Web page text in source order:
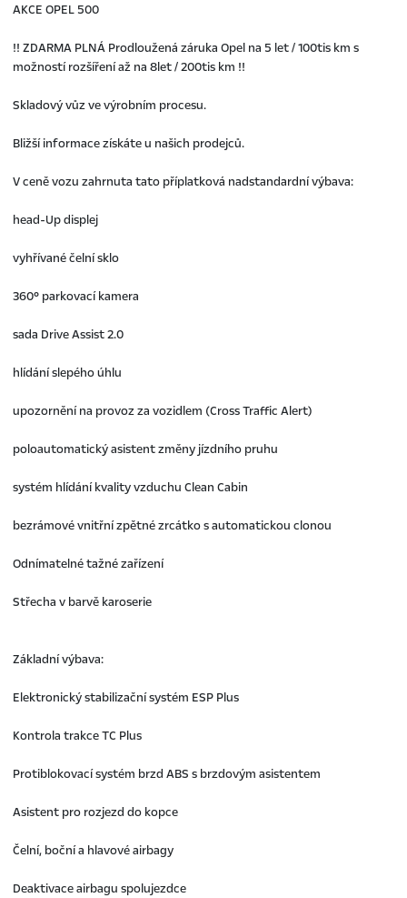
AKCE OPEL 500
!! ZDARMA PLNÁ Prodloužená záruka Opel na 5 let / 100tis km s
možností rozšíření až na 8let / 200tis km !!
Skladový vůz ve výrobním procesu.
Bližší informace získáte u našich prodejců.
V ceně vozu zahrnuta tato příplatková nadstandardní výbava:
head-Up displej
vyhřívané čelní sklo
360° parkovací kamera
sada Drive Assist 2.0
hlídání slepého úhlu
upozornění na provoz za vozidlem (Cross Traffic Alert)
poloautomatický asistent změny jízdního pruhu
systém hlídání kvality vzduchu Clean Cabin
bezrámové vnitřní zpětné zrcátko s automatickou clonou
Odnímatelné tažné zařízení
Střecha v barvě karoserie
Základní výbava:
Elektronický stabilizační systém ESP Plus
Kontrola trakce TC Plus
Protiblokovací systém brzd ABS s brzdovým asistentem
Asistent pro rozjezd do kopce
Čelní, boční a hlavové airbagy
Deaktivace airbagu spolujezdce